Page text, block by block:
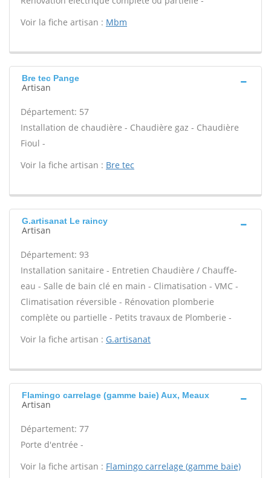
Voir la fiche artisan : Mbm
Bre tec Pange
Artisan
Département: 57
Installation de chaudière - Chaudière gaz - Chaudière
Fioul -
Voir la fiche artisan : Bre tec
G.artisanat Le raincy
Artisan
Département: 93
Installation sanitaire - Entretien Chaudière / Chauffe-
eau - Salle de bain clé en main - Climatisation - VMC -
Climatisation réversible - Rénovation plomberie
complète ou partielle - Petits travaux de Plomberie -
Voir la fiche artisan : G.artisanat
Flamingo carrelage (gamme baie) Aux, Meaux
Artisan
Département: 77
Porte d'entrée -
Voir la fiche artisan : Flamingo carrelage (gamme baie)